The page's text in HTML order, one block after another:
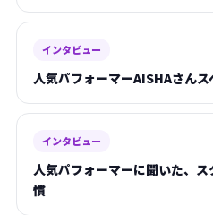
インタビュー
人気パフォーマーAISHAさん
インタビュー
人気パフォーマーに聞いた、
慣